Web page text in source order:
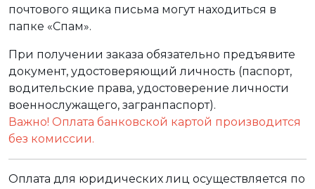
почтового ящика письма могут находиться в
папке «Спам».
При получении заказа обязательно предъявите
документ, удостоверяющий личность (паспорт,
водительские права, удостоверение личности
военнослужащего, загранпаспорт).
Важно! Оплата банковской картой производится
без комиссии.
Оплата для юридических лиц осуществляется по